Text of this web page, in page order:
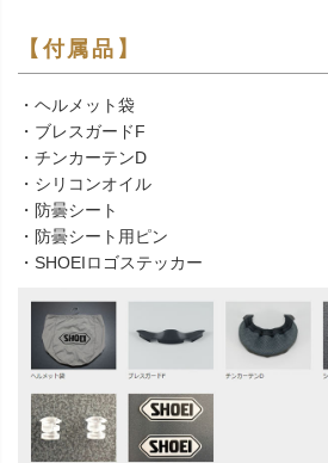
【付属品】
・ヘルメット袋
・ブレスガードF
・チンカーテンD
・シリコンオイル
・防曇シート
・防曇シート用ピン
・SHOEIロゴステッカー